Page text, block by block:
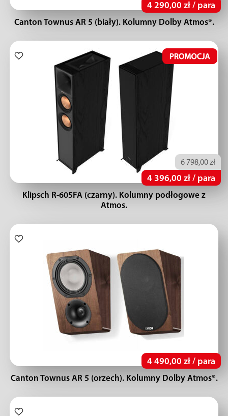
4 290,00 zł / para
Canton Townus AR 5 (biały). Kolumny Dolby Atmos®.
6 798,00 zł
4 396,00 zł / para
Klipsch R-605FA (czarny). Kolumny podłogowe z
Atmos.
4 490,00 zł / para
Canton Townus AR 5 (orzech). Kolumny Dolby Atmos®.